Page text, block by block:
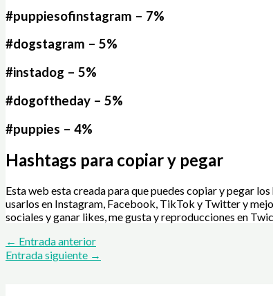
#puppiesofinstagram – 7%
#dogstagram – 5%
#instadog – 5%
#dogoftheday – 5%
#puppies – 4%
Hashtags para copiar y pegar
Esta web esta creada para que puedes copiar y pegar
usarlos en Instagram, Facebook, TikTok y Twitter y
sociales y ganar likes, me gusta y reproducciones en
← Entrada anterior
Entrada siguiente →